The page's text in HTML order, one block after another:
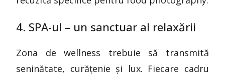
4. SPA-ul – un sanctuar al relaxării
Zona de wellness trebuie să transmită
seninătate, curățenie și lux. Fiecare cadru